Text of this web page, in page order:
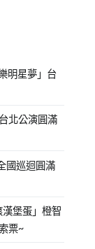
明星夢」台
北公演圓滿
國巡迴圓滿
堡蛋」橙智
票~